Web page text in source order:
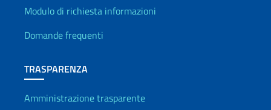
Info utili
Modulo di richiesta informazioni
Domande frequenti
TRASPARENZA
Amministrazione trasparente